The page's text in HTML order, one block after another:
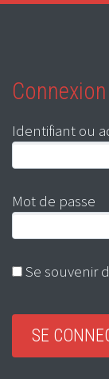
Connexion
Identifiant ou
Mot de passe
Se souvenir